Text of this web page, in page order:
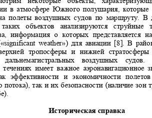
в атмосфере Южного полушария,
полеты воздушных судов по маршруту.
таких объектов анализируются
информация о которых
significant weather») для авиации [8]. В
тропосферы и нижней
дальнемагистральных воздушных
течениях имеет важное
эффективности и экономичности
потока), так и их безопасности (наличие зон
Историческая справка